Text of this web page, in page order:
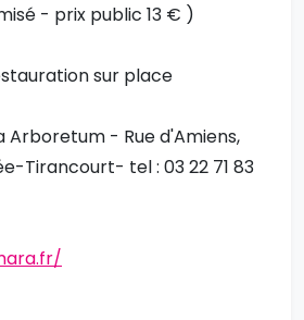
- prix public 13 € )
sur place
Arboretum - Rue d'Amiens,
Tirancourt- tel : 03 22 71 83